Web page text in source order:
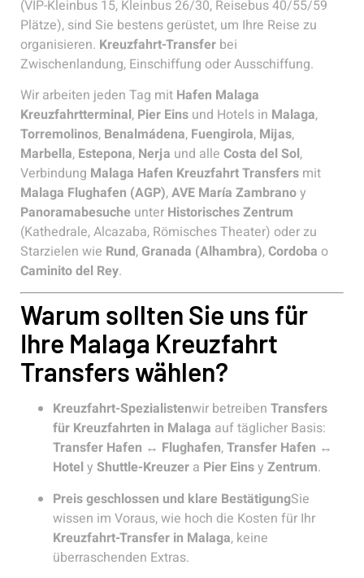
(VIP-Kleinbus 15, Kleinbus 26/30, Reisebus 40/55/59
Plätze), sind Sie bestens gerüstet, um Ihre Reise zu
organisieren. Kreuzfahrt-Transfer bei
Zwischenlandung, Einschiffung oder Ausschiffung.
Wir arbeiten jeden Tag mit Hafen Malaga
Kreuzfahrtterminal, Pier Eins und Hotels in Malaga,
Torremolinos, Benalmádena, Fuengirola, Mijas,
Marbella, Estepona, Nerja und alle Costa del Sol,
Verbindung Malaga Hafen Kreuzfahrt Transfers mit
Malaga Flughafen (AGP),AVE María Zambranoy
Panoramabesuche unter Historisches Zentrum
(Kathedrale, Alcazaba, Römisches Theater) oder zu
Starzielen wie Rund,Granada (Alhambra),Cordoba o
Caminito del Rey.
Warum sollten Sie uns für
Ihre Malaga Kreuzfahrt
Transfers wählen?
Kreuzfahrt-Spezialistenwir betreiben Transfers
für Kreuzfahrten in Malaga auf täglicher Basis:
Transfer Hafen ↔ Flughafen,Transfer Hafen ↔
Hotely Shuttle-Kreuzer a Pier Einsy Zentrum.
Preis geschlossen und klare BestätigungSie
wissen im Voraus, wie hoch die Kosten für Ihr
Kreuzfahrt-Transfer in Malaga, keine
überraschenden Extras.